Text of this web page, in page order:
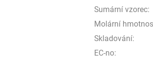
Sumární vzorec:
Molární
Skladování:
EC-no: